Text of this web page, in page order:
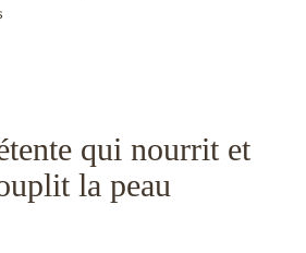
qui nourrit et
la peau